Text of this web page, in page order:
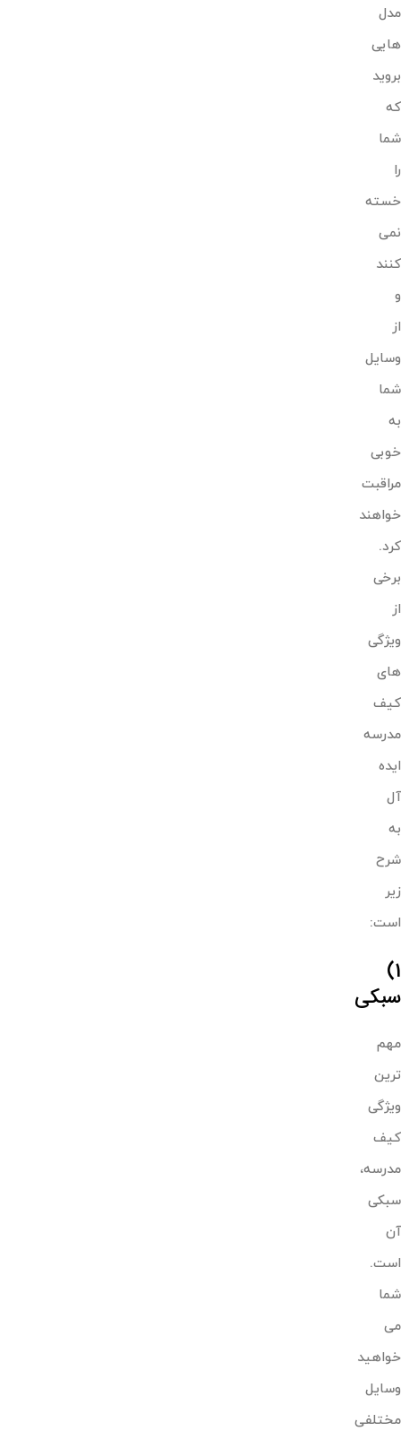
مدل
هایی
بروید
که
شما
را
خسته
نمی
کنند
و
از
وسایل
شما
به
خوبی
مراقبت
خواهند
کرد.
برخی
از
ویژگی
های
کیف
مدرسه
ایده
آل
به
شرح
زیر
است:
1)
سبکی
مهم
ترین
ویژگی
کیف
مدرسه،
سبکی
آن
است.
شما
می
خواهید
وسایل
مختلفی